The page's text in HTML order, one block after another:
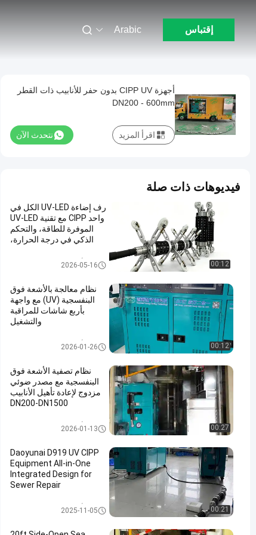
إقتباس Arabic
أجهزة CIPP UV بدون حفر للأنابيب ذات القطر
DN200 - 600mm
نتحدث الآن اقرأ المزيد
فيديوهات ذات صلة
00:12
رف إضاءة UV-LED الكل في
واحد CIPP مع تقنية UV-LED
الموفرة للطاقة، والتحكم
الذكي في درجة الحرارة،
النطاق لإعادة تأهيل الأنابيب
2026-05-16
00:12
نظام معالجة بالأشعة فوق
البنفسجية (UV) مع واجهة
بأربع شاشات للمراقبة
والتشغيل
2026-01-26
00:27
نظام تصفية الأشعة فوق
البنفسجية مع مصدر ضوئي
مزدوج لإعادة تأهيل الأنابيب
DN200-DN1500
2026-01-13
00:21
Daoyunai D919 UV CIPP
Equipment All-in-One
Integrated Design for
Sewer Repair
2025-11-05